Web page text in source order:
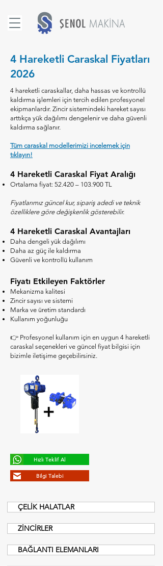
4 Hareketli Caraskal Fiyatları
2026
4 hareketli caraskallar, daha hassas ve kontrollü
kaldırma işlemleri için tercih edilen profesyonel
ekipmanlardır. Zincir sistemindeki hareket sayısı
arttıkça yük dağılımı dengelenir ve daha güvenli
kaldırma sağlanır.
Tüm caraskal modellerimizi incelemek için
tıklayın!
4 Hareketli Caraskal Fiyat Aralığı
Ortalama fiyat: 52.420 – 103.900 TL
Fiyatlarımız güncel kur, sipariş adedi ve teknik
özelliklere göre değişkenlik gösterebilir.
4 Hareketli Caraskal Avantajları
Daha dengeli yük dağılımı
Daha az güç ile kaldırma
Güvenli ve kontrollü kullanım
Fiyatı Etkileyen Faktörler
Mekanizma kalitesi
Zincir sayısı ve sistemi
Marka ve üretim standardı
Kullanım yoğunluğu
👉 Profesyonel kullanım için en uygun 4 hareketli
caraskal seçenekleri ve güncel fiyat bilgisi için
bizimle iletişime geçebilirsiniz.
Hızlı Teklif Al
Bilgi Talebi
ÇELİK HALATLAR
ZİNCİRLER
BAĞLANTI ELEMANLARI